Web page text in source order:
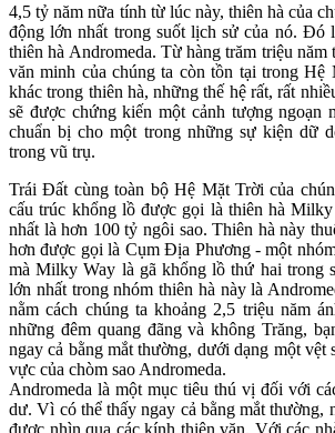
4,5 tỷ năm nữa tính từ lúc này, thiên hà của
động lớn nhất trong suốt lịch sử của nó. Đó
thiên hà Andromeda. Từ hàng trăm triệu năm
văn minh của chúng ta còn tồn tại trong Hệ
khác trong thiên hà, những thế hệ rất, rất
sẽ được chứng kiến một cảnh tượng ngoạn
chuẩn bị cho một trong những sự kiện dữ
trong vũ trụ.
Trái Đất cùng toàn bộ Hệ Mặt Trời của
cấu trúc khổng lồ được gọi là thiên hà
nhất là hơn 100 tỷ ngôi sao. Thiên hà này
hơn được gọi là Cụm Địa Phương - một
mà Milky Way là gã khổng lồ thứ hai trong
lớn nhất trong nhóm thiên hà này là
nằm cách chúng ta khoảng 2,5 triệu năm
những đêm quang đãng và không Trăng,
ngay cả bằng mắt thường, dưới dạng một vệt
vực của chòm sao Andromeda.
Andromeda là một mục tiêu thú vị đối với
dư. Vì có thể thấy ngay cả bằng mắt thường,
được nhìn qua các kính thiên văn. Với các